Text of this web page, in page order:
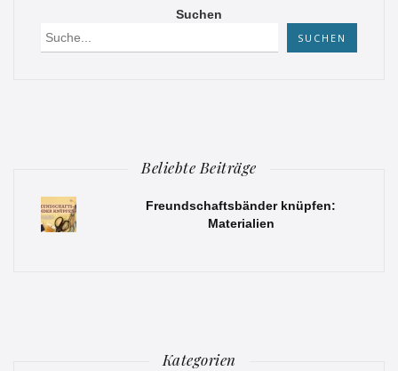
Suchen
SUCHEN
Beliebte Beiträge
Freundschaftsbänder knüpfen:
Materialien
Kategorien